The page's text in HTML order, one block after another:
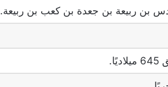
بن ربيعة بن جعدة بن كعب بن ربيعة.